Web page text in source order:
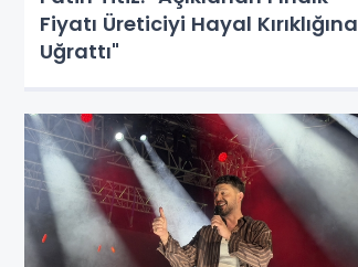
Fiyatı Üreticiyi Hayal Kırıklığına
Uğrattı"